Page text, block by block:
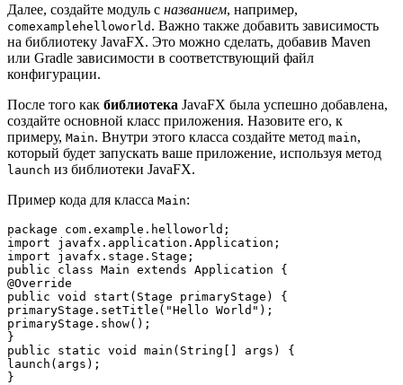
Далее, создайте модуль с названием, например,
comexamplehelloworld . Важно также добавить зависимость
на библиотеку JavaFX. Это можно сделать, добавив Maven
или Gradle зависимости в соответствующий файл
конфигурации.
После того как библиотека JavaFX была успешно добавлена,
создайте основной класс приложения. Назовите его, к
примеру, Main. Внутри этого класса создайте метод main,
который будет запускать ваше приложение, используя метод
launch из библиотеки JavaFX.
Пример кода для класса Main:
package com.example.helloworld;
import javafx.application.Application;
import javafx.stage.Stage;
public class Main extends Application {
@Override
public void start(Stage primaryStage) {
primaryStage.setTitle("Hello World");
primaryStage.show();
}
public static void main(String[] args) {
launch(args);
}